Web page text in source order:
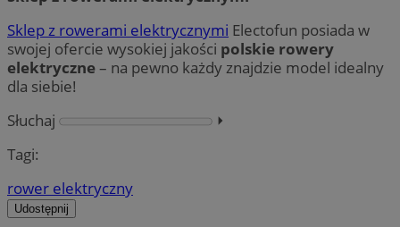
Sklep z rowerami elektrycznymi Electofun posiada w
swojej ofercie wysokiej jakości polskie rowery
elektryczne– na pewno każdy znajdzie model idealny
dla siebie!
Słuchaj
⏵︎
Tagi:
rower elektryczny
Udostępnij